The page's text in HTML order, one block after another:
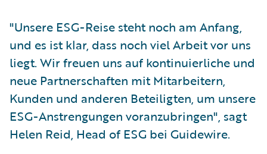
"Unsere ESG-Reise steht noch am Anfang,
und es ist klar, dass noch viel Arbeit vor uns
liegt. Wir freuen uns auf kontinuierliche und
neue Partnerschaften mit Mitarbeitern,
Kunden und anderen Beteiligten, um unsere
ESG-Anstrengungen voranzubringen", sagt
Helen Reid, Head of ESG bei Guidewire.